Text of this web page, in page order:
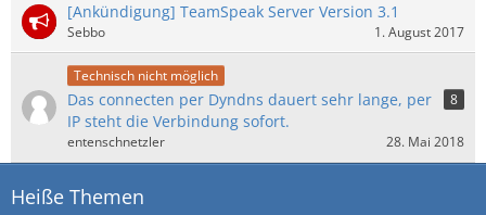
[Ankündigung] TeamSpeak Server Version 3.1
Sebbo 1. August 2017
Technisch nicht möglich
Das connecten per Dyndns dauert sehr lange, per
IP steht die Verbindung sofort.
8
entenschnetzler 28. Mai 2018
Heiße Themen